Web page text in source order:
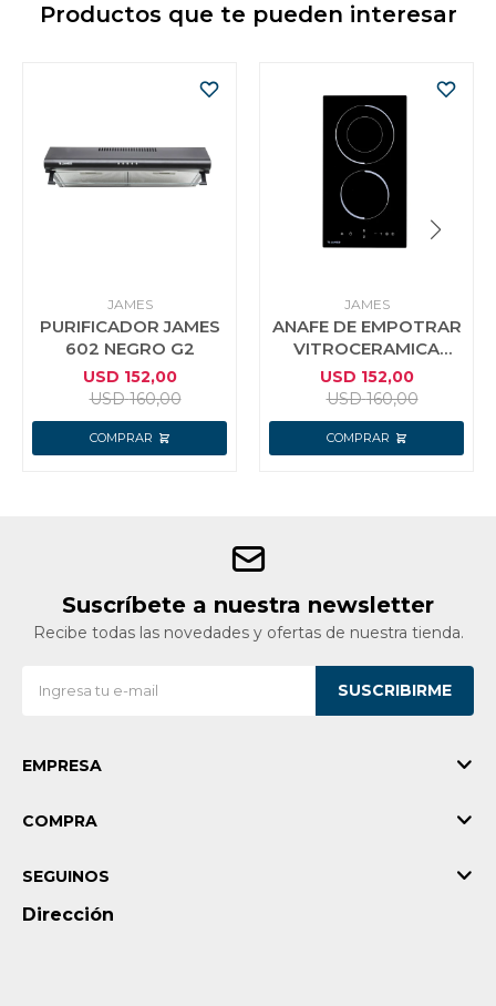
Productos que te pueden interesar
JAMES
PURIFICADOR JAMES
602 NEGRO G2
USD 152,00
USD 160,00
JAMES
ANAFE DE EMPOTRAR
VITROCERAMICA
JAMES 2P
USD 152,00
USD 160,00
Suscríbete a nuestra newsletter
Recibe todas las novedades y ofertas de nuestra tienda.
SUSCRIBIRME
EMPRESA
COMPRA
Dirección
SEGUINOS